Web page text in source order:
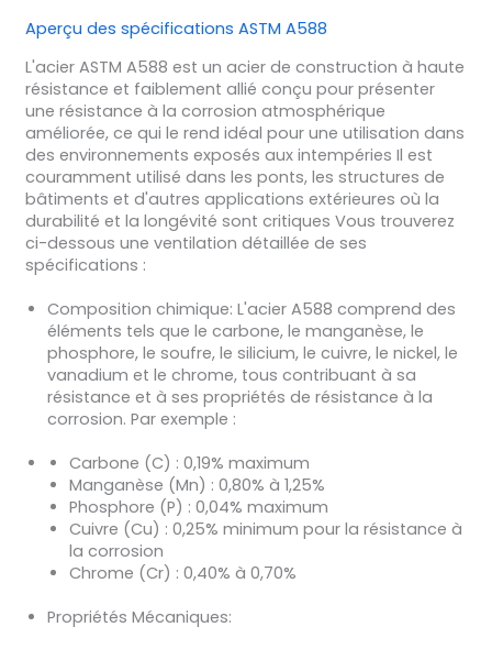
Aperçu des spécifications ASTM A588
L'acier ASTM A588 est un acier de construction à haute
résistance et faiblement allié conçu pour présenter
une résistance à la corrosion atmosphérique
améliorée, ce qui le rend idéal pour une utilisation dans
des environnements exposés aux intempéries Il est
couramment utilisé dans les ponts, les structures de
bâtiments et d'autres applications extérieures où la
durabilité et la longévité sont critiques Vous trouverez
ci-dessous une ventilation détaillée de ses
spécifications :
Composition chimique: L'acier A588 comprend des
éléments tels que le carbone, le manganèse, le
phosphore, le soufre, le silicium, le cuivre, le nickel, le
vanadium et le chrome, tous contribuant à sa
résistance et à ses propriétés de résistance à la
corrosion. Par exemple :
Carbone (C) : 0,19% maximum
Manganèse (Mn) : 0,80% à 1,25%
Phosphore (P) : 0,04% maximum
Cuivre (Cu) : 0,25% minimum pour la résistance à
la corrosion
Chrome (Cr) : 0,40% à 0,70%
Propriétés Mécaniques: